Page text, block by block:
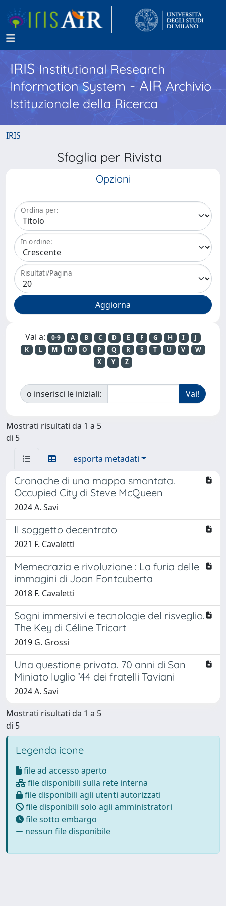
IRISInstitutional Research
Information System - AIR Archivio
Istituzionale della Ricerca
IRIS
Sfoglia per Rivista
Opzioni
Ordina per:
In ordine:
Risultati/Pagina
Vai a: 0-9 A B C D E F G H I
J
K
L M N O P Q R S T U V
W
X
Y Z
o inserisci le iniziali:
Mostrati risultati da 1 a 5
di 5
esporta metadati
Cronache di una mappa smontata.
Occupied City di Steve McQueen
2024 A. Savi
Il soggetto decentrato
2021 F. Cavaletti
Memecrazia e rivoluzione : La furia delle
immagini di Joan Fontcuberta
2018 F. Cavaletti
Sogni immersivi e tecnologie del risveglio.
The Key di Céline Tricart
2019 G. Grossi
Una questione privata. 70 anni di San
Miniato luglio ’44 dei fratelli Taviani
2024 A. Savi
Mostrati risultati da 1 a 5
di 5
Legenda icone
file ad accesso aperto
file disponibili sulla rete interna
file disponibili agli utenti autorizzati
file disponibili solo agli amministratori
file sotto embargo
nessun file disponibile